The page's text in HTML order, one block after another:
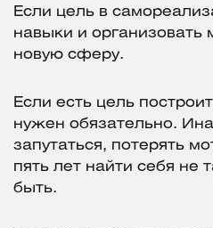
Если цель в
навыки и организовать
новую сферу.
Если есть цель
нужен обязательно.
запутаться, потерять
пять лет найти себя не
быть.